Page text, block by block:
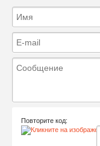
Повторите код: